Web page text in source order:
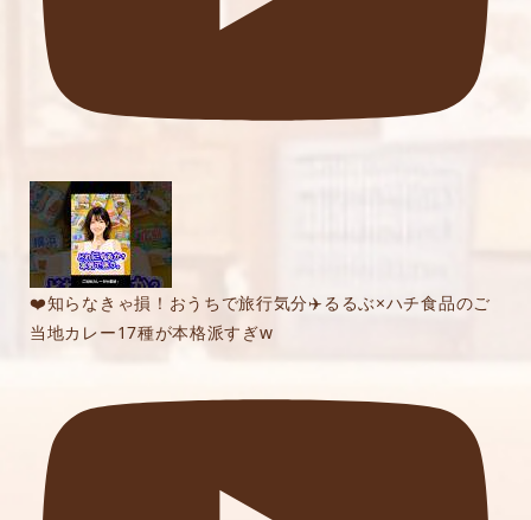
❤️知らなきゃ損！おうちで旅行気分✈️るるぶ×ハチ食品のご
当地カレー17種が本格派すぎw